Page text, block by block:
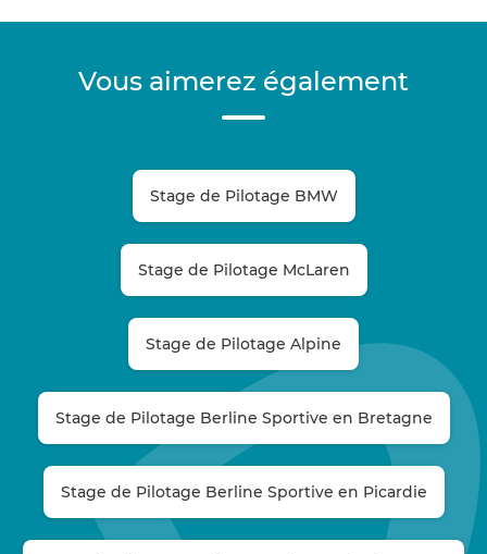
Vous aimerez également
Stage de Pilotage BMW
Stage de Pilotage McLaren
Stage de Pilotage Alpine
Stage de Pilotage Berline Sportive en Bretagne
Stage de Pilotage Berline Sportive en Picardie